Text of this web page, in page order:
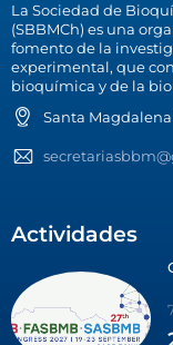
La Sociedad de
(SBBMCh) es una
fomento de la
experimental, que
bioquímica y de la
Santa Magdalena
Actividades